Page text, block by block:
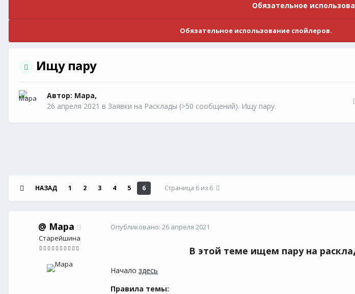
Обязательное
Обязательное использование спойлеров.
Ищу пару
Автор: Мара,
26 апреля 2021 в Заявки на Расклады (>50 сообщений). Ищу пару.
НАЗАД 1 2 3 4 5 6 Страница 6 из 6
@ Мара
Старейшина
Опубликовано: 26 апреля 2021
В этой теме ищем пару на
Начало здесь
Правила темы: